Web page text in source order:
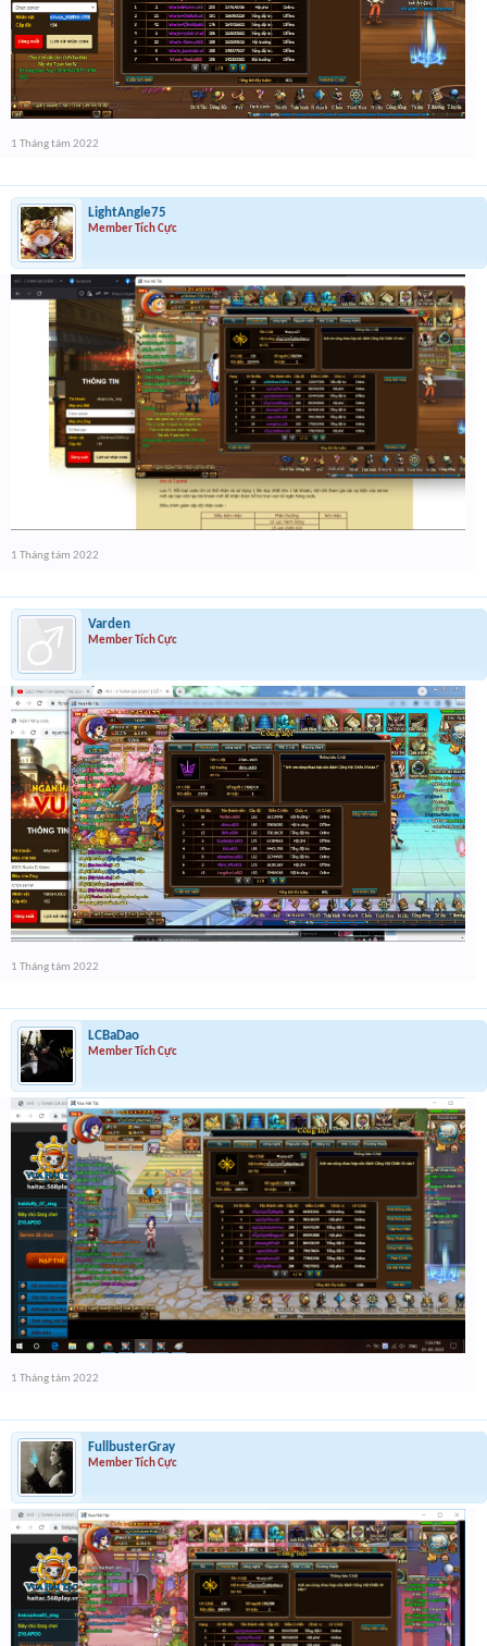
1 Tháng tám 2022
LightAngle75
Member Tích Cực
1 Tháng tám 2022
Varden
Member Tích Cực
1 Tháng tám 2022
LCBaDao
Member Tích Cực
1 Tháng tám 2022
FullbusterGray
Member Tích Cực